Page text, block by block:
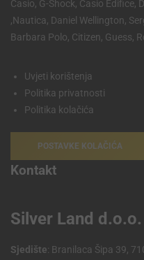
Casio, G-Shock, Casio Edifice,
,Nautica, Daniel Wellington,
Barbara Polo, Citizen, Guess,
Uvjeti korištenja
Politika privatnosti
Politika kolačića
POSTAVKE KOLAČIĆA
Kontakt
Silver Land d.o.o.
Sjedište: Branilaca Šipa 39,